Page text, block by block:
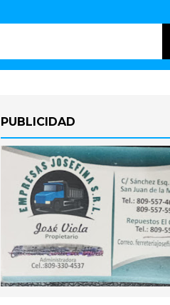
PUBLICIDAD